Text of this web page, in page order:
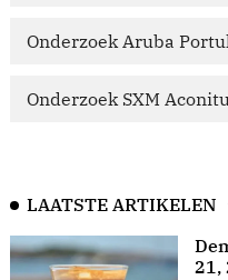
Onderzoek Aruba
Onderzoek SXM
LAATSTE ARTIKELEN
21,